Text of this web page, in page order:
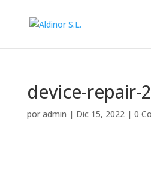
web
sistema
accesibilidad.
device-repair-
por admin | Dic 15, 2022| 0